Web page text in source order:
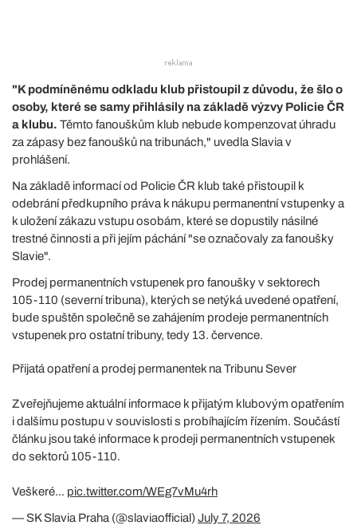
"K podmíněnému odkladu klub přistoupil z důvodu, že šlo o
osoby, které se samy přihlásily na základě výzvy Policie ČR
a klubu. Těmto fanouškům klub nebude kompenzovat úhradu
za zápasy bez fanoušků na tribunách," uvedla Slavia v
prohlášení.
Na základě informací od Policie ČR klub také přistoupil k
odebrání předkupního práva k nákupu permanentní vstupenky a
k uložení zákazu vstupu osobám, které se dopustily násilné
trestné činnosti a při jejím páchání "se označovaly za fanoušky
Slavie".
Prodej permanentních vstupenek pro fanoušky v sektorech
105-110 (severní tribuna), kterých se netýká uvedené opatření,
bude spuštěn společně se zahájením prodeje permanentních
vstupenek pro ostatní tribuny, tedy 13. července.
Přijatá opatření a prodej permanentek na Tribunu Sever
Zveřejňujeme aktuální informace k přijatým klubovým opatřením
i dalšímu postupu v souvislosti s probíhajícím řízením. Součástí
článku jsou také informace k prodeji permanentních vstupenek
do sektorů 105-110.
Veškeré... pic.twitter.com/WEg7vMu4rh
— SK Slavia Praha (@slaviaofficial)July 7, 2026